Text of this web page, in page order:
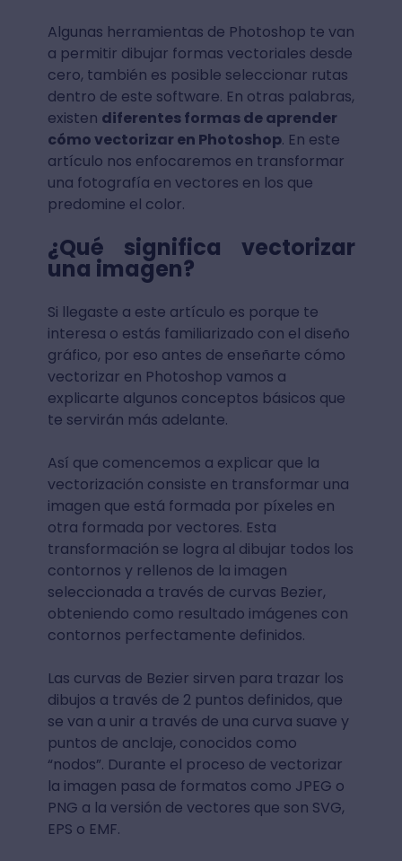
Algunas herramientas de Photoshop te van
a permitir dibujar formas vectoriales desde
cero, también es posible seleccionar rutas
dentro de este software. En otras palabras,
existen diferentes formas de aprender
cómo vectorizar en Photoshop. En este
artículo nos enfocaremos en transformar
una fotografía en vectores en los que
predomine el color.
¿Qué significa vectorizar
una imagen?
Si llegaste a este artículo es porque te
interesa o estás familiarizado con el diseño
gráfico, por eso antes de enseñarte cómo
vectorizar en Photoshop vamos a
explicarte algunos conceptos básicos que
te servirán más adelante.
Así que comencemos a explicar que la
vectorización consiste en transformar una
imagen que está formada por píxeles en
otra formada por vectores. Esta
transformación se logra al dibujar todos los
contornos y rellenos de la imagen
seleccionada a través de curvas Bezier,
obteniendo como resultado imágenes con
contornos perfectamente definidos.
Las curvas de Bezier sirven para trazar los
dibujos a través de 2 puntos definidos, que
se van a unir a través de una curva suave y
puntos de anclaje, conocidos como
“nodos”. Durante el proceso de vectorizar
la imagen pasa de formatos como JPEG o
PNG a la versión de vectores que son SVG,
EPS o EMF.